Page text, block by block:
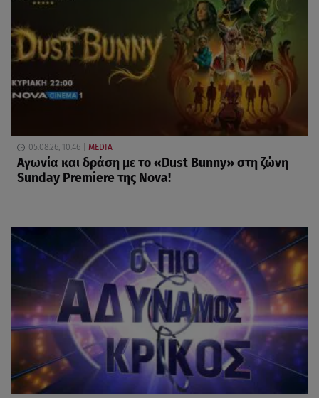
05.08.26, 10:46 MEDIA
Αγωνία και δράση με το «Dust Bunny» στη ζώνη
Sunday Premiere της Nova!